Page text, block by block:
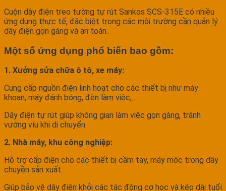
Cuộn dây điện treo tường tự rút Sankos SCS-315E có nhiều
ứng dụng thực tế, đặc biệt trong các môi trường cần quản lý
dây điện gọn gàng và an toàn.
Một số ứng dụng phổ biến bao gồm:
1. Xưởng sửa chữa ô tô, xe máy:
Cung cấp nguồn điện linh hoạt cho các thiết bị như máy
khoan, máy đánh bóng, đèn làm việc,…
Dây điện tự rút giúp không gian làm việc gọn gàng, tránh
vướng víu khi di chuyển.
2. Nhà máy, khu công nghiệp:
Hỗ trợ cấp điện cho các thiết bị cầm tay, máy móc trong dây
chuyền sản xuất.
Giúp bảo vệ dây điện khỏi các tác động cơ học và kéo dài tuổi